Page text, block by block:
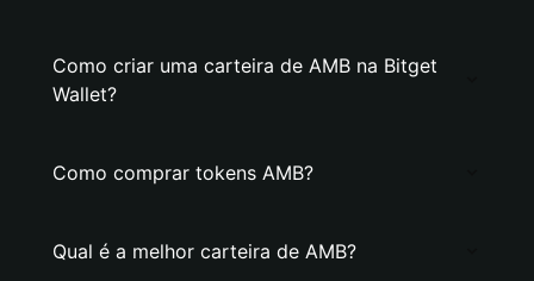
Como criar uma carteira de AMB na Bitget
Wallet?
Como comprar tokens AMB?
Qual é a melhor carteira de AMB?